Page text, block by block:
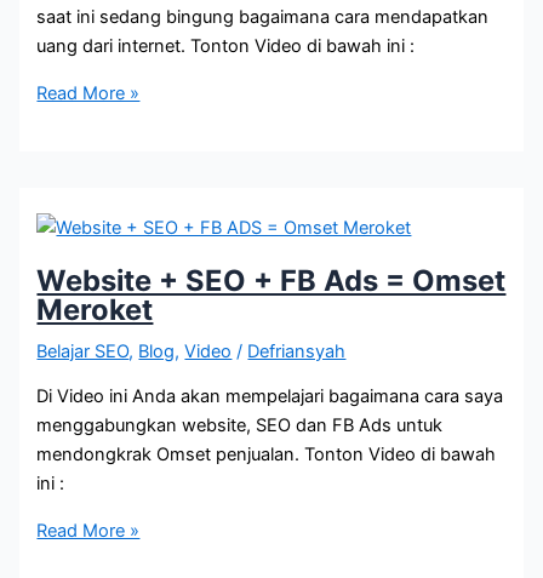
saat ini sedang bingung bagaimana cara mendapatkan
uang dari internet. Tonton Video di bawah ini :
Cara
Pertama
dari
SEO
Read More »
Website + SEO + FB Ads = Omset
Meroket
Belajar SEO, Blog,Video / Defriansyah
Di Video ini Anda akan mempelajari bagaimana cara saya
menggabungkan website, SEO dan FB Ads untuk
mendongkrak Omset penjualan. Tonton Video di bawah
ini :
Website
Read More »